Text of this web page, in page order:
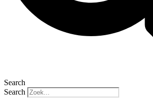
Search
Search